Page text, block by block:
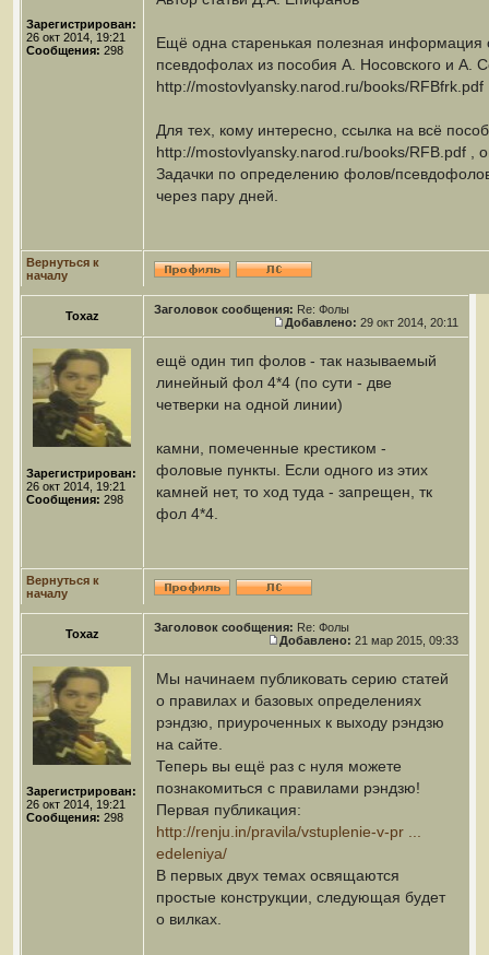
Зарегистрирован:
26 окт 2014, 19:21
Сообщения: 298
Ещё одна старенькая полезная информация
псевдофолах из пособия А. Носовского и А.
http://mostovlyansky.narod.ru/books/RFBfrk.pdf
Для тех, кому интересно, ссылка на всё
http://mostovlyansky.narod.ru/books/RFB.pdf ,
Задачки по определению фолов/
через пару дней.
Вернуться к
началу
Toxaz Заголовок сообщения: Re: Фолы
Добавлено: 29 окт 2014, 20:11
Зарегистрирован:
26 окт 2014, 19:21
Сообщения: 298
ещё один тип фолов - так называемый
линейный фол 4*4 (по сути - две
четверки на одной линии)
камни, помеченные крестиком -
фоловые пункты. Если одного из этих
камней нет, то ход туда - запрещен, тк
фол 4*4.
Вернуться к
началу
Toxaz Заголовок сообщения: Re: Фолы
Добавлено: 21 мар 2015, 09:33
Зарегистрирован:
26 окт 2014, 19:21
Сообщения: 298
Мы начинаем публиковать серию статей
о правилах и базовых определениях
рэндзю, приуроченных к выходу рэндзю
на сайте.
Теперь вы ещё раз с нуля можете
познакомиться с правилами рэндзю!
Первая публикация:
http://renju.in/pravila/vstuplenie-v-pr ...
edeleniya/
В первых двух темах освящаются
простые конструкции, следующая будет
о вилках.